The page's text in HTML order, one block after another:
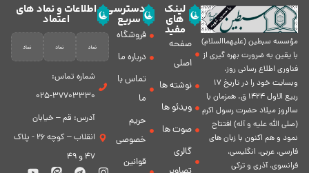
مؤسسه سبطين (عليهماالسلام)
با يقين به ضرورت بهره گیرى از
فناورى اطلاع رسانى روز،
وبسایت خود را در تاريخ 17
ربيع الاول 1424 ق. همزمان با
سالروز ميلاد حضرت رسول اكرم
(صلی الله علیه و آله) افتتاح
نمود و هم اكنون با زبان های
فارسی، عربى، انگلیسی،
فرانسوی، آذری و ترکی
لینک
های
مفید
صفحه
اصلی
نوشته ها
ویدئو ها
صوت ها
گالری
دسترسی
سریع
فروشگاه
درباره ما
تماس با
ما
حریم
خصوصی
قوانین
اطلاعات و نماد های
اعتماد
شماره تماس:
37703330-025
آدرس: قم – خیابان
انقلاب – کوچه 26 - پلاک
47 و 49